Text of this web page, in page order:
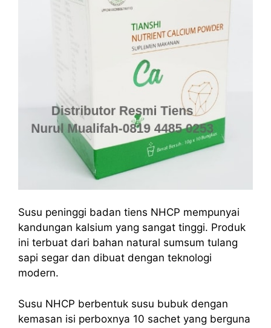
Susu peninggi badan tiens NHCP mempunyai
kandungan kalsium yang sangat tinggi. Produk
ini terbuat dari bahan natural sumsum tulang
sapi segar dan dibuat dengan teknologi
modern.
Susu NHCP berbentuk susu bubuk dengan
kemasan isi perboxnya 10 sachet yang berguna